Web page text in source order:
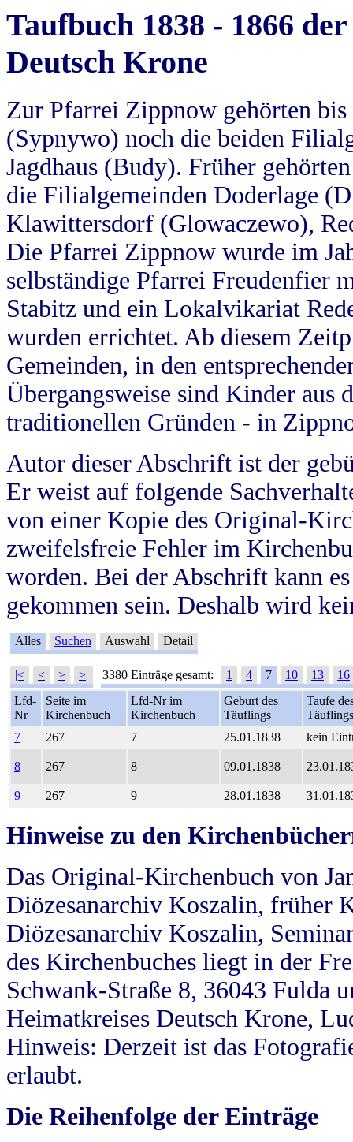
Taufbuch 1838 - 1866
Deutsch Krone
Zur Pfarrei Zippnow gehörten
(Sypnywo) noch die beiden
Jagdhaus (Budy). Früher
die Filialgemeinden Doderlage
Klawittersdorf (Glowaczewo),
Die Pfarrei Zippnow wurde im
selbständige Pfarrei Freudenfier
Stabitz und ein Lokalvikariat
wurden errichtet. Ab diesem
Gemeinden, in den
Übergangsweise sind Kinder aus
traditionellen Gründen - in
Autor dieser Abschrift ist der
Er weist auf folgende
von einer Kopie des Original-
zweifelsfreie Fehler im
worden. Bei der Abschrift kann
gekommen sein. Deshalb wird
Alles Suchen Auswahl Detail
|< < > >| 3380 Einträge gesamt: 1 4 7 10 13
16
Lfd-
Nr
Seite im
Kirchenbuch
Lfd-Nr im
Kirchenbuch
Geburt des
Täuflings
Taufe
Täuflings
7
267 7 25.01.1838 kein
8 267 8 09.01.1838
9 267 9 28.01.1838
Hinweise zu den
Das Original-Kirchenbuch von
Diözesanarchiv Koszalin, früher
Diözesanarchiv Koszalin,
des Kirchenbuches liegt in der
Schwank-Straße 8, 36043 Fulda
Heimatkreises Deutsch Krone,
Hinweis: Derzeit ist das
erlaubt.
Die Reihenfolge der Einträge